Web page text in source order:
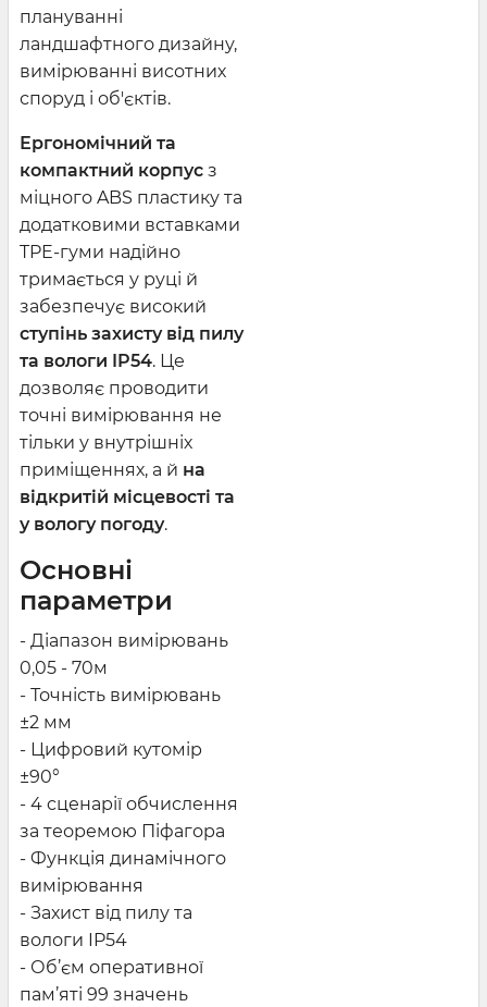
плануванні
ландшафтного дизайну,
вимірюванні висотних
споруд і об'єктів.
Ергономічний та
компактний корпус з
міцного ABS пластику та
додатковими вставками
TPE-гуми надійно
тримається у руці й
забезпечує високий
ступінь захисту від пилу
та вологи IP54. Це
дозволяє проводити
точні вимірювання не
тільки у внутрішніх
приміщеннях, а й на
відкритій місцевості та
у вологу погоду.
Основні
параметри
- Діапазон вимірювань
0,05 - 70м
- Точність вимірювань
±2 мм
- Цифровий кутомір
±90°
- 4 cценарії обчислення
за теоремою Піфагора
- Функція динамічного
вимірювання
- Захист від пилу та
вологи IP54
- Об’єм оперативної
пам’яті 99 значень